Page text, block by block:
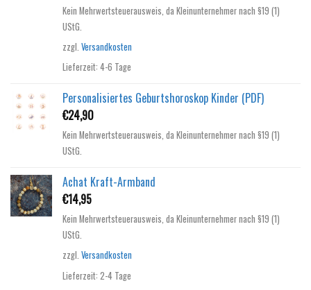
Kein Mehrwertsteuerausweis, da Kleinunternehmer nach §19 (1)
UStG.
zzgl. Versandkosten
Lieferzeit: 4-6 Tage
Personalisiertes Geburtshoroskop Kinder (PDF)
€24,90
Kein Mehrwertsteuerausweis, da Kleinunternehmer nach §19 (1)
UStG.
Achat Kraft-Armband
€14,95
Kein Mehrwertsteuerausweis, da Kleinunternehmer nach §19 (1)
UStG.
zzgl. Versandkosten
Lieferzeit: 2-4 Tage